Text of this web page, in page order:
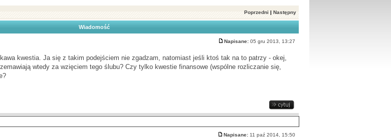
Poprzedni | Następny
Wiadomość
Napisane: 05 gru 2013, 13:27
kwestia. Ja się z takim podejściem nie zgadzam, natomiast jeśli ktoś tak na to patrzy - okej,
wtedy za wzięciem tego ślubu? Czy tylko kwestie finansowe (wspólne rozliczanie się,
Napisane: 11 paź 2014, 15:50